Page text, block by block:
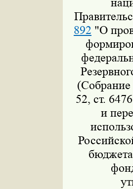
892 "О
(Собрание
52, ст.
и